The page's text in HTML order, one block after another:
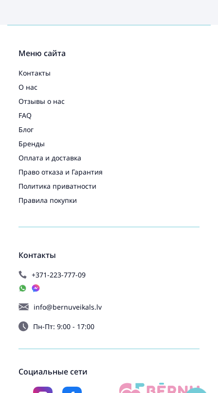
Контакты
+371-223-777-09
info@bernuveikals.lv
Пн-Пт: 9:00 - 17:00
Меню сайта
Контакты
О нас
Отзывы о нас
FAQ
Блог
Бренды
Оплата и доставка
Право отказа и Гарантия
Политика приватности
Правила покупки
Социальные сети